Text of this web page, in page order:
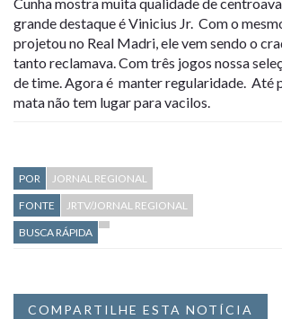
grande destaque é Vinicius Jr. Com o
projetou no Real Madri, ele vem sendo o
tanto reclamava. Com três jogos nossa
de time. Agora é manter regularidade. Até
mata não tem lugar para vacilos.
POR
JORNAL REGIONAL
FONTE
JRTV/JORNAL REGIONAL
BUSCA RÁPIDA
COMPARTILHE ESTA NOTÍCIA